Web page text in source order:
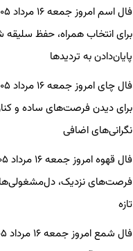
برای انتخاب همراه، حفظ
پایان‌دادن به تردیدها
برای دیدن فرصت‌های ساده و
نگرانی‌های اضافی
فرصت‌های نزدیک،
تازه